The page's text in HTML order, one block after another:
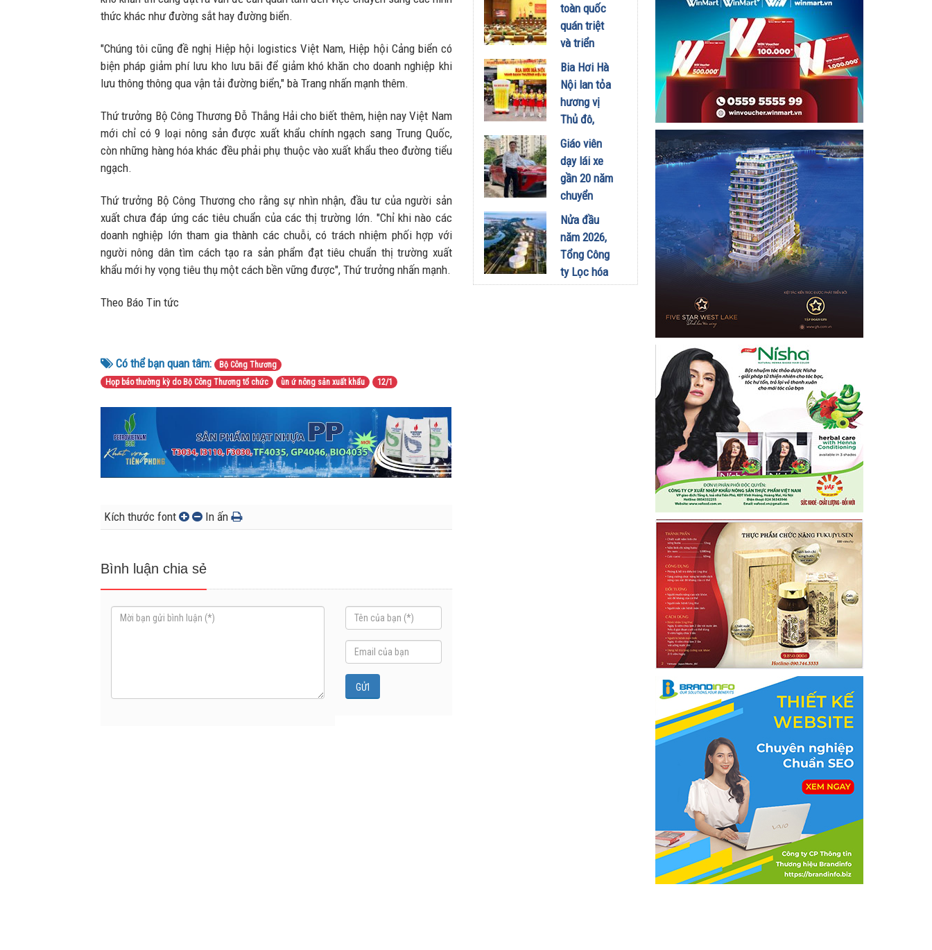
thức khác như đường sắt hay đường biển.
"Chúng tôi cũng đề nghị Hiệp hội logistics Việt Nam, Hiệp hội Cảng biển có
biện pháp giảm phí lưu kho lưu bãi để giảm khó khăn cho doanh nghiệp khi
lưu thông thông qua vận tải đường biển," bà Trang nhấn mạnh thêm.
Thứ trưởng Bộ Công Thương Đỗ Thắng Hải cho biết thêm, hiện nay Việt Nam
mới chỉ có 9 loại nông sản được xuất khẩu chính ngạch sang Trung Quốc,
còn những hàng hóa khác đều phải phụ thuộc vào xuất khẩu theo đường tiểu
ngạch.
Thứ trưởng Bộ Công Thương cho rằng sự nhìn nhận, đầu tư của người sản
xuất chưa đáp ứng các tiêu chuẩn của các thị trường lớn. "Chỉ khi nào các
doanh nghiệp lớn tham gia thành các chuỗi, có trách nhiệm phối hợp với
người nông dân tìm cách tạo ra sản phẩm đạt tiêu chuẩn thị trường xuất
khẩu mới hy vọng tiêu thụ một cách bền vững được", Thứ trưởng nhấn mạnh.
Theo Báo Tin tức
Có thể bạn quan tâm:
Bộ Công Thương
Họp báo thường kỳ do Bộ Công Thương tổ chức
ùn ứ nông sản xuất khẩu 12/1
Kích thước font In ấn
Bình luận chia sẻ
công
nghiệp -
sinh thái
tại Vũng
Áng
29/07/2026
toàn quốc
quán triệt
và triển
khai thực
hiện Nghị
quyết Hội
nghị Trung
29/07/2026
Bia Hơi Hà
Nội lan tỏa
hương vị
Thủ đô,
khuấy động
mùa hè tại
TP. Hồ Chí
Minh
Giáo viên
dạy lái xe
gần 20 năm
chuyển
sang dùng
Limo
Green: Tôi
đã hiểu vì
sao xe điện
Nửa đầu
năm 2026,
Tổng Công
ty Lọc hóa
dầu Việt